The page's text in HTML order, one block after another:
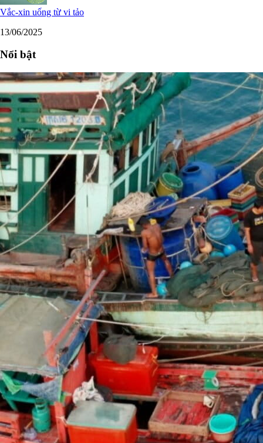
Vắc-xin uống từ vi tảo
13/06/2025
Nổi bật